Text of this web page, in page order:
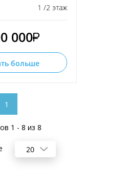
1 /2 этаж
000
больше
1
1 - 8 из 8
20